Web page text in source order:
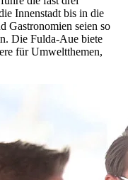
Innenstadt bis in die
Gastronomien seien so
Die Fulda-Aue biete
für Umweltthemen,